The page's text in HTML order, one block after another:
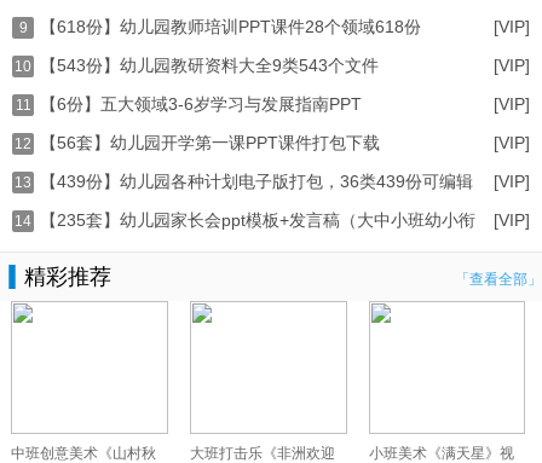
打 [VIP]
9
【618份】幼儿园教师培训PPT课件28个领域618份
[VIP]
10 【543份】幼儿园教研资料大全9类543个文件
（word+ppt） [VIP]
11
【6份】五大领域3-6岁学习与发展指南PPT
[VIP]
12
【56套】幼儿园开学第一课PPT课件打包下载
[VIP]
13
【439份】幼儿园各种计划电子版打包，36类439份可编辑
[VIP]
14 【235套】幼儿园家长会ppt模板+发言稿（大中小班幼小衔
「查看全部」
精彩推荐
中班创意美术《山村秋
大班打击乐《非洲欢迎
小班美术《满天星》视